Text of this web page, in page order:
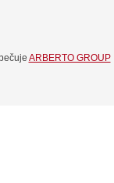
ARBERTO GROUP